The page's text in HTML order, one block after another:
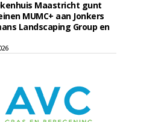
Maastricht gunt
MUMC+ aan Jonkers
Landscaping Group en